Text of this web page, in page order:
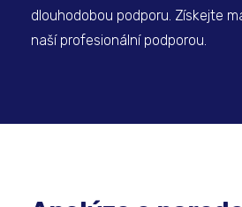
dlouhodobou podporu. Získejte
naší profesionální podporou.